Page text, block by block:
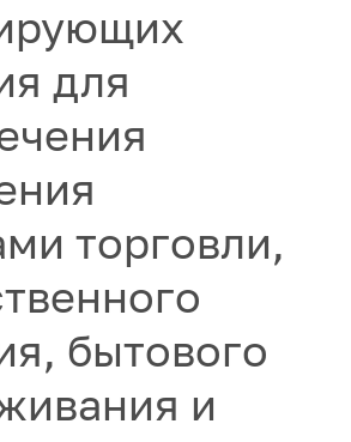
для
торговли,
бытового
и